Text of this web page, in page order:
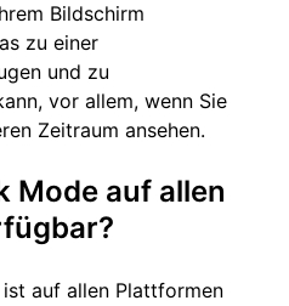
Bildschirm
zu einer
und zu
vor allem, wenn Sie
Zeitraum ansehen.
Mode auf allen
auf allen Plattformen